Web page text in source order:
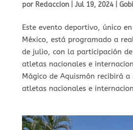
por Redaccion| Jul 19, 2024|
Este evento deportivo, único
México, está programado a
de julio, con la participación
atletas nacionales e
Mágico de Aquismón recibirá
atletas nacionales e